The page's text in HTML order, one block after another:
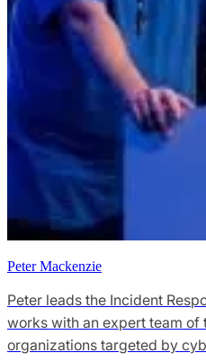
Peter Mackenzie
Peter leads the Incident
works with an expert team of
organizations targeted by